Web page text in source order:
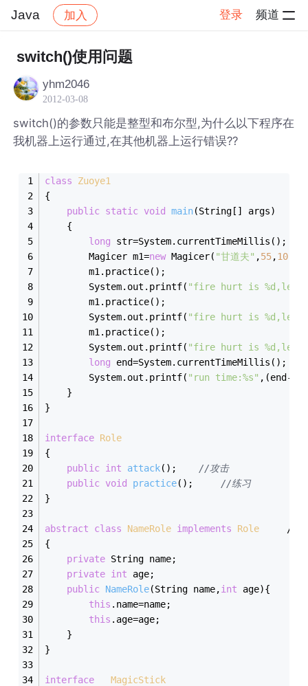
Java 加入 登录 频道
Java 帖子详情
switch()使用问题
yhm2046
2012-03-08
switch()的参数只能是整型和布尔型,为什么以下程序在
我机器上运行通过,在其他机器上运行错误??
class
Zuoye1
{
public static void main(String[] args)
	{
long str=System.currentTimeMillis();
		Magicer m1=
new Magicer( "甘道夫" ,55,10
		m1.practice();
		System.out.printf(
"fire hurt is %d,level
		m1.practice();
		System.out.printf(
"fire hurt is %d,level
		m1.practice();
		System.out.printf(
"fire hurt is %d,level
long end=System.currentTimeMillis();
		System.out.printf(
"run time:%s" ,(end-
	}
}
interface Role
{
public int attack()
//攻击
public void practice()
//练习
}
abstract class NameRole implements Role
//
{
private String name;
private int age;
public NameRole(String name,int age){
this .name=name;
this .age=age;
	}
}
interface
MagicStick